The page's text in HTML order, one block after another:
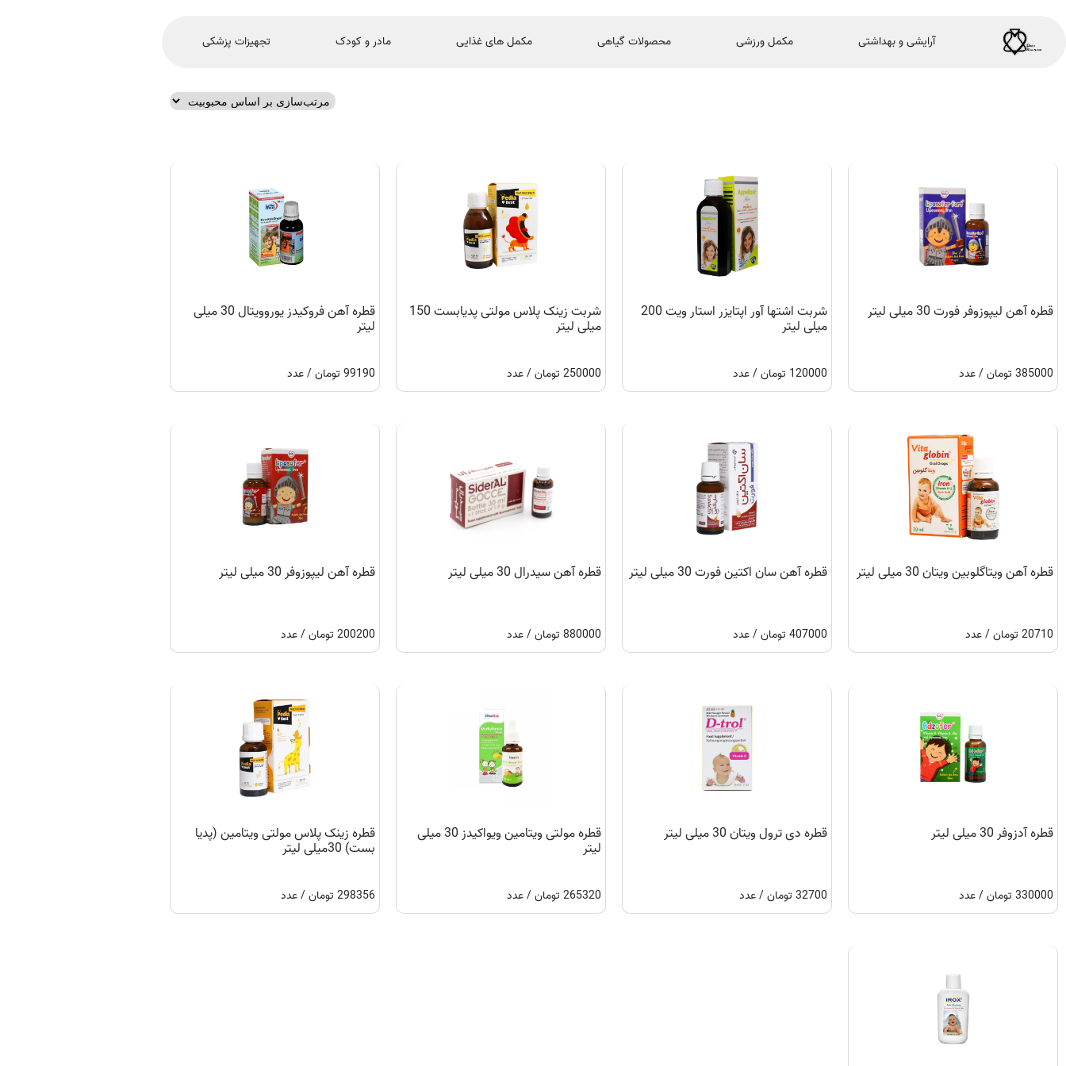
آرایشی و بهداشتی مکمل ورزشی محصولات گیاهی مکمل های غذایی مادر و کودک تجهیزات پزشکی
قطره آهن لیپوزوفر فورت 30 میلی لیتر
385000 تومان / عدد
شربت اشتها آور اپتایزر استار ویت 200
میلی لیتر
120000 تومان / عدد
شربت زینک پلاس مولتی پدیابست 150
میلی لیتر
250000 تومان / عدد
قطره آهن فروکیدز یوروویتال 30 میلی
لیتر
99190 تومان / عدد
قطره آهن ویتاگلوبین ویتان 30 میلی لیتر
20710 تومان / عدد
قطره آهن سان اکتین فورت 30 میلی لیتر
407000 تومان / عدد
قطره آهن سیدرال 30 میلی لیتر
880000 تومان / عدد
قطره آهن لیپوزوفر 30 میلی لیتر
200200 تومان / عدد
قطره آدزوفر 30 میلی لیتر
330000 تومان / عدد
قطره دی ترول ویتان 30 میلی لیتر
32700 تومان / عدد
قطره مولتی ویتامین ویواکیدز 30 میلی
لیتر
265320 تومان / عدد
قطره زینک پلاس مولتی ویتامین (پدیا
بست) 30میلی لیتر
298356 تومان / عدد